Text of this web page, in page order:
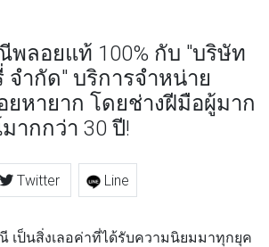
ลอยแท้ 100% กับ "บริษัท
จำกัด" บริการจำหน่าย
หายาก โดยช่างฝีมือผู้มาก
ากกว่า 30 ปี!
Twitter Line
เป็นสิ่งเลอค่าที่ได้รับความนิยมมาทุกยุค